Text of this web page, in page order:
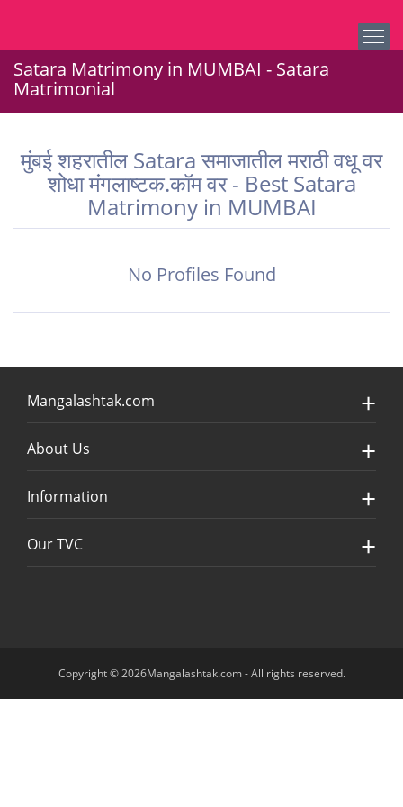
Satara Matrimony in MUMBAI - Satara
Matrimonial
मुंबई शहरातील Satara समाजातील मराठी वधू वर
शोधा मंगलाष्टक.कॉम वर - Best Satara
Matrimony in MUMBAI
No Profiles Found
Mangalashtak.com
About Us
Information
Our TVC
Copyright © 2026Mangalashtak.com - All rights reserved.